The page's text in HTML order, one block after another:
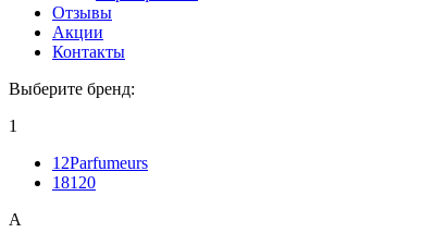
Отзывы
Акции
Контакты
Выберите бренд:
1
12Parfumeurs
18120
A